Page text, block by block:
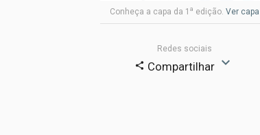
Conheça a capa da 1 a edição. Ver capa
Redes sociais
share Compartilhar expand_more